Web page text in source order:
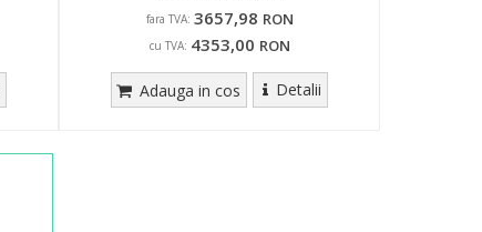
fara TVA: 3657,98 RON
cu TVA: 4353,00 RON
Adauga in cos Detalii